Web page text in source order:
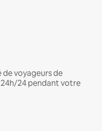
voyageurs de
24 pendant votre